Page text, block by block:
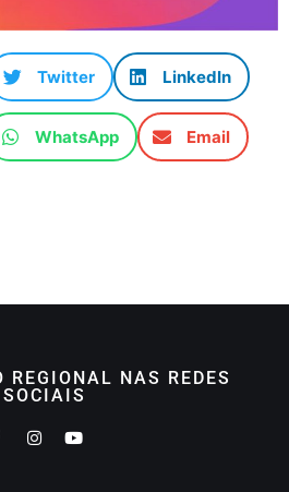
Twitter LinkedIn
WhatsApp Email
REGIONAL NAS REDES
SOCIAIS